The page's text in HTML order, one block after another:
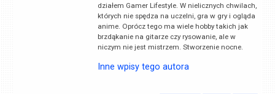
działem Gamer Lifestyle. W nielicznych chwilach,
których nie spędza na uczelni, gra w gry i ogląda
anime. Oprócz tego ma wiele hobby takich jak
brzdąkanie na gitarze czy rysowanie, ale w
niczym nie jest mistrzem. Stworzenie nocne.
Inne wpisy tego autora